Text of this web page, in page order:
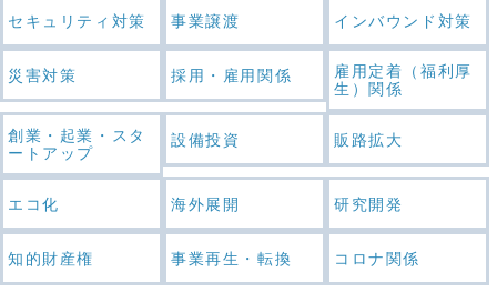
セキュリティ対策 事業譲渡 インバウンド対策
災害対策 採用・雇用関係
雇用定着（福利厚
生）関係
創業・起業・スタ
ートアップ
設備投資 販路拡大
エコ化 海外展開 研究開発
知的財産権 事業再生・転換 コロナ関係